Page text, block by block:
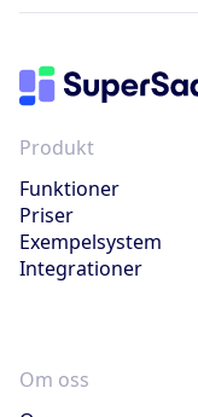
Produkt
Funktioner
Priser
Exempelsystem
Integrationer
Om oss